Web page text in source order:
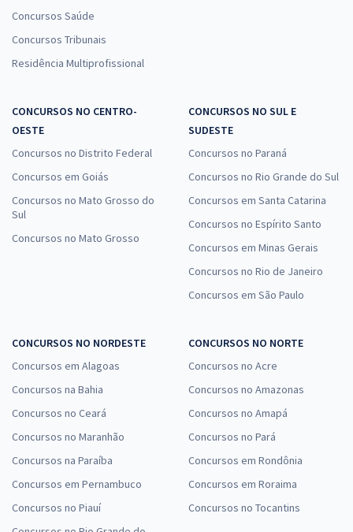
Concursos Saúde
Concursos Tribunais
Residência Multiprofissional
CONCURSOS NO CENTRO-
OESTE
Concursos no Distrito Federal
Concursos em Goiás
Concursos no Mato Grosso do
Sul
Concursos no Mato Grosso
CONCURSOS NO SUL E
SUDESTE
Concursos no Paraná
Concursos no Rio Grande do Sul
Concursos em Santa Catarina
Concursos no Espírito Santo
Concursos em Minas Gerais
Concursos no Rio de Janeiro
Concursos em São Paulo
CONCURSOS NO NORDESTE
Concursos em Alagoas
Concursos na Bahia
Concursos no Ceará
Concursos no Maranhão
Concursos na Paraíba
Concursos em Pernambuco
Concursos no Piauí
CONCURSOS NO NORTE
Concursos no Acre
Concursos no Amazonas
Concursos no Amapá
Concursos no Pará
Concursos em Rondônia
Concursos em Roraima
Concursos no Tocantins